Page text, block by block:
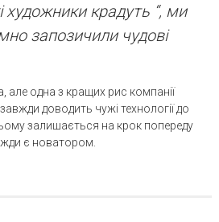
художники крадуть “, ми
запозичили чудові
але одна з кращих рис компанії
доводить чужі технології до
залишається на крок попереду
є новатором.